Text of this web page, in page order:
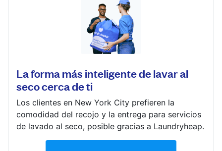
Síguenos en
United States ES
3408 Idaho Ave NW, Washington, DC 20016, United
Calcular la distancia
Mostrar número
Ir al sitio web
La forma más inteligente de lavar al
seco cerca de ti
Los clientes en New York City prefieren la
comodidad del recojo y la entrega para servicios
de lavado al seco, posible gracias a Laundryheap.